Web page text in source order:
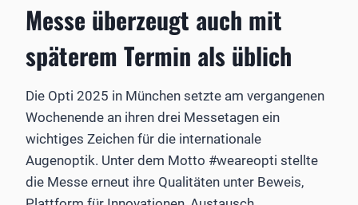
Messe überzeugt auch mit
späterem Termin als üblich
Die Opti 2025 in München setzte am vergangenen
Wochenende an ihren drei Messetagen ein
wichtiges Zeichen für die internationale
Augenoptik. Unter dem Motto #weareopti stellte
die Messe erneut ihre Qualitäten unter Beweis,